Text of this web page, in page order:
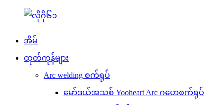
အိမ်
ထုတ်ကုန်များ
Arc welding စက်ရုပ်
မော်ဒယ်အသစ် Yooheart Arc ဂဟေစက်ရုပ်